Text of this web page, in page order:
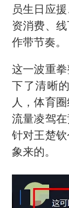
员生日应
资消费、
作带节奏。
这一波重
下了清晰
人，体育
流量凌驾
针对王楚
象来的。